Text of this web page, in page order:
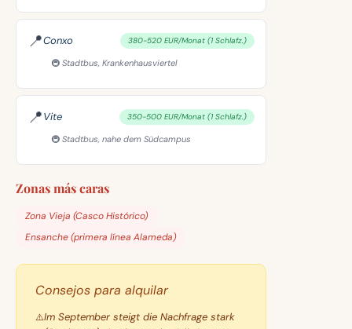
📍Conxo 380-520 EUR/Monat (1 Schlafz.)
🚇 Stadtbus, Krankenhausviertel
📍Vite 350-500 EUR/Monat (1 Schlafz.)
🚇 Stadtbus, nahe dem Südcampus
Zonas más caras
Zona Vieja (Casco Histórico)
Ensanche (primera línea Alameda)
Consejos para alquilar
Im September steigt die Nachfrage stark